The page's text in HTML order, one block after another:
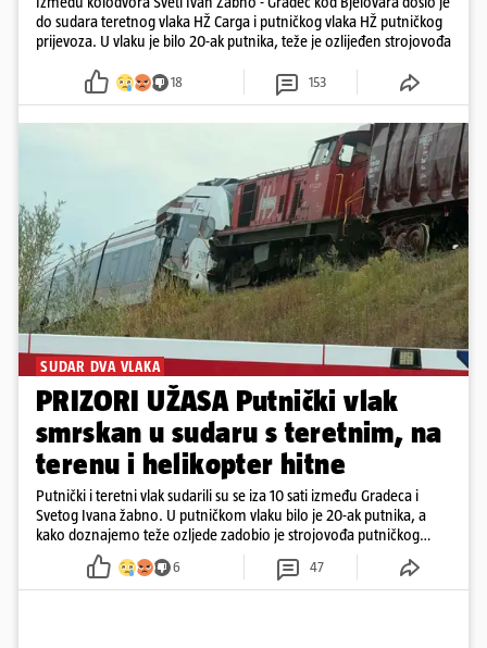
do sudara teretnog vlaka HŽ Carga i putničkog vlaka HŽ putničkog
prijevoza. U vlaku je bilo 20-ak putnika, teže je ozlijeđen strojovođa
18 153
SUDAR DVA VLAKA
PRIZORI UŽASA Putnički vlak
smrskan u sudaru s teretnim, na
terenu i helikopter hitne
Putnički i teretni vlak sudarili su se iza 10 sati između Gradeca i
Svetog Ivana žabno. U putničkom vlaku bilo je 20-ak putnika, a
kako doznajemo teže ozljede zadobio je strojovođa putničkog
vlaka. Zatvoren je promet, a fotoreporteri Prigorskog objavili su
prve snimke s mjesta sudara
6 47